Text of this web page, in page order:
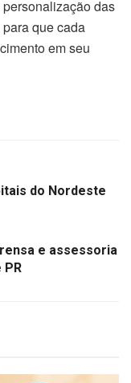
das
que cada
em seu
do Nordeste
e assessoria